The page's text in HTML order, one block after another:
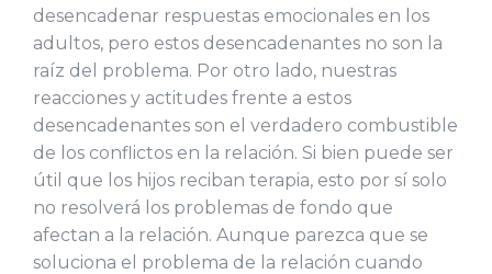
desencadenar respuestas emocionales en los
adultos, pero estos desencadenantes no son la
raíz del problema. Por otro lado, nuestras
reacciones y actitudes frente a estos
desencadenantes son el verdadero combustible
de los conflictos en la relación. Si bien puede ser
útil que los hijos reciban terapia, esto por sí solo
no resolverá los problemas de fondo que
afectan a la relación. Aunque parezca que se
soluciona el problema de la relación cuando